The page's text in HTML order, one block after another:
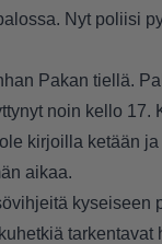
Nyt poliisi
Pakan tiellä.
noin kello 17.
kirjoilla ketään
aikaa.
kyseiseen
tarkentavat